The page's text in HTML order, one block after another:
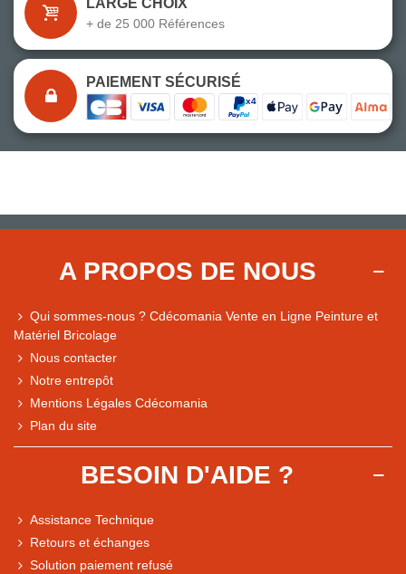
+ de 25 000 Références
PAIEMENT SÉCURISÉ
A PROPOS DE NOUS
Qui sommes-nous ? Cdécomania Vente en Ligne Peinture et
Matériel Bricolage
Nous contacter
Notre entrepôt
Mentions Légales Cdécomania
Plan du site
BESOIN D'AIDE ?
Assistance Technique
Retours et échanges
Solution paiement refusé